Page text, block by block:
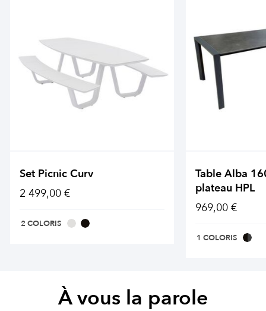
Set Picnic Curv
2 499,00 €
2 COLORIS
Table Alba
plateau HPL
969,00 €
1 COLORIS
À vous la parole